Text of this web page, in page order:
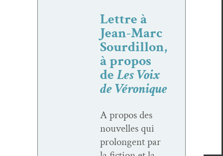
Lettre à
Jean-Marc
Sourdillon,
à propos
deLes Voix
de Véronique
A pro­pos des
nou­velles qui
pro­lon­gent par